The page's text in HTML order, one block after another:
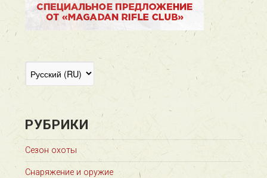
РУБРИКИ
Сезон охоты
Снаряжение и оружие